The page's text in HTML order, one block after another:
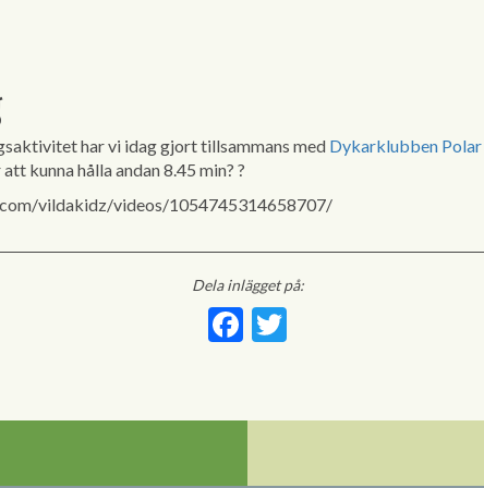
har vi idag gjort tillsammans med Dykarklubben Polar
kunna hålla andan 8.45 min? ?
vildakidz/videos/1054745314658707/
Dela inlägget på:
Facebook